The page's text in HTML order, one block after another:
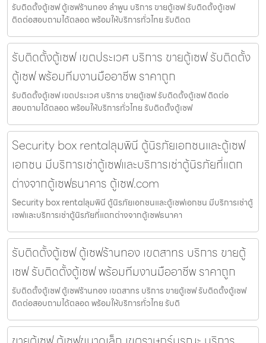
รับติดตั้งตู้เซฟ ตู้เซฟร้านทอง ลำพูน บริการ ขายตู้เซฟ รับติดตั้งตู้เซฟ
ติดต่อสอบถามได้ตลอด พร้อมให้บริการทั่วไทย รับติดต
รับติดตั้งตู้เซฟ เขตประเวศ บริการ ขายตู้เซฟ รับติดตั้ง
ตู้เซฟ พร้อมทีมงานมืออาชีพ ราคาถูก
รับติดตั้งตู้เซฟ เขตประเวศ บริการ ขายตู้เซฟ รับติดตั้งตู้เซฟ ติดต่อ
สอบถามได้ตลอด พร้อมให้บริการทั่วไทย รับติดตั้งตู้เซฟ
Security box rentalลุมพินี ตู้นิรภัยเอกชนและตู้เซฟ
เอกชน มีบริการเช่าตู้เซฟและบริการเช่าตู้นิรภัยที่แตก
ต่างจากตู้เซฟธนาคาร ตู้เซฟ.com
Security box rentalลุมพินี ตู้นิรภัยเอกชนและตู้เซฟเอกชน มีบริการเช่าตู้
เซฟและบริการเช่าตู้นิรภัยที่แตกต่างจากตู้เซฟธนาคา
รับติดตั้งตู้เซฟ ตู้เซฟร้านทอง เขตสาทร บริการ ขายตู้
เซฟ รับติดตั้งตู้เซฟ พร้อมทีมงานมืออาชีพ ราคาถูก
รับติดตั้งตู้เซฟ ตู้เซฟร้านทอง เขตสาทร บริการ ขายตู้เซฟ รับติดตั้งตู้เซฟ
ติดต่อสอบถามได้ตลอด พร้อมให้บริการทั่วไทย รับติ